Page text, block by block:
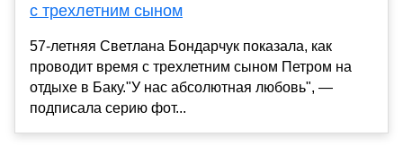
с трехлетним сыном
57-летняя Светлана Бондарчук показала, как
проводит время с трехлетним сыном Петром на
отдыхе в Баку."У нас абсолютная любовь", —
подписала серию фот...